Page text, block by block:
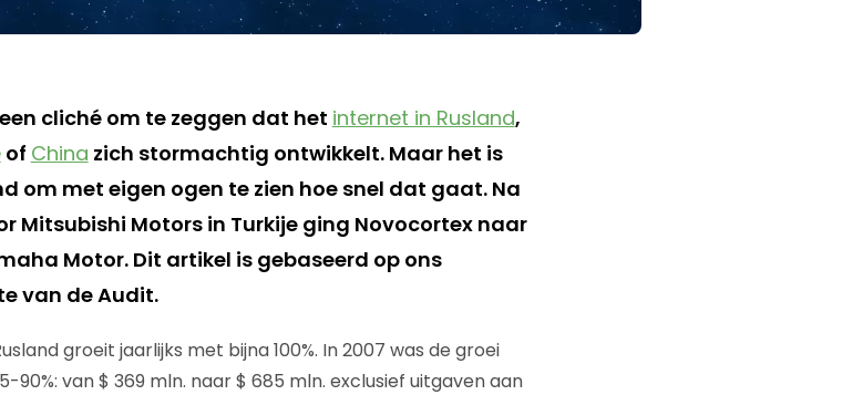
cliché om te zeggen dat het internet in Rusland,
of China zich stormachtig ontwikkelt. Maar het is
om met eigen ogen te zien hoe snel dat gaat. Na
Mitsubishi Motors in Turkije ging Novocortex naar
Motor. Dit artikel is gebaseerd op ons
van de Audit.
groeit jaarlijks met bijna 100%. In 2007 was de groei
90%: van $ 369 mln. naar $ 685 mln. exclusief uitgaven aan